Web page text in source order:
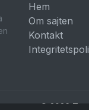
Hem
Om sajten
Kontakt
© 2026